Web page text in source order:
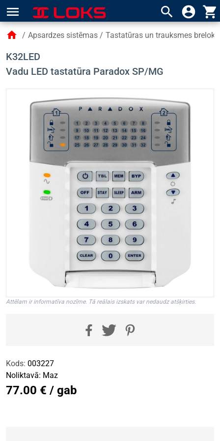
menu search account_circle shopping_cart
home / Apsardzes sistēmas / Tastatūras un trauksmes breloki
K32LED
Vadu LED tastatūra Paradox SP/MG
Attēlam ir informatīva nozīme. Tā reālais izskats var nedaudz atšķirties.
Kods: 003227
Noliktavā: Maz
77.00 € / gab